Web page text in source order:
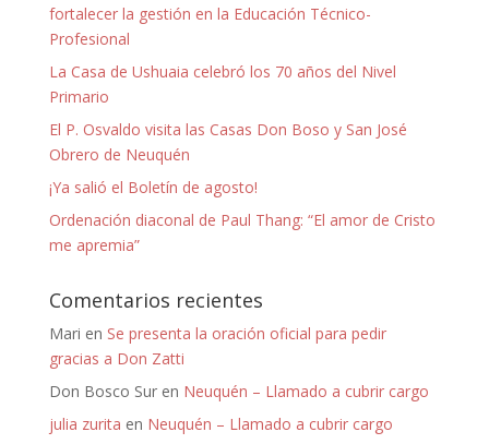
fortalecer la gestión en la Educación Técnico-
Profesional
La Casa de Ushuaia celebró los 70 años del Nivel
Primario
El P. Osvaldo visita las Casas Don Boso y San José
Obrero de Neuquén
¡Ya salió el Boletín de agosto!
Ordenación diaconal de Paul Thang: “El amor de Cristo
me apremia”
Comentarios recientes
Mari en Se presenta la oración oficial para pedir
gracias a Don Zatti
Don Bosco Suren Neuquén – Llamado a cubrir cargo
julia zurita en Neuquén – Llamado a cubrir cargo